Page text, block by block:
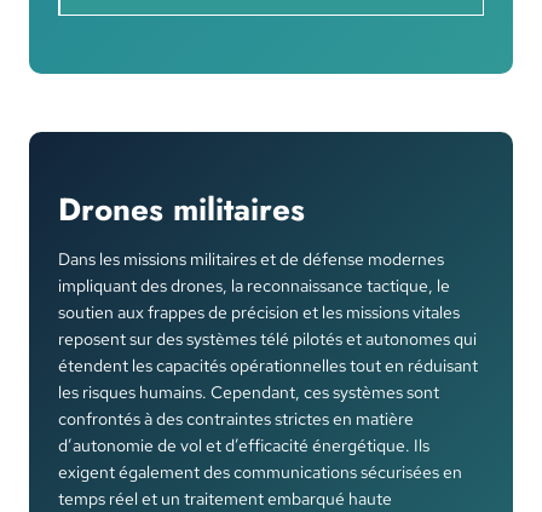
Drones militaires
Dans les missions militaires et de défense modernes
impliquant des drones, la reconnaissance tactique, le
soutien aux frappes de précision et les missions vitales
reposent sur des systèmes télé pilotés et autonomes qui
étendent les capacités opérationnelles tout en réduisant
les risques humains. Cependant, ces systèmes sont
confrontés à des contraintes strictes en matière
d’autonomie de vol et d’efficacité énergétique. Ils
exigent également des communications sécurisées en
temps réel et un traitement embarqué haute